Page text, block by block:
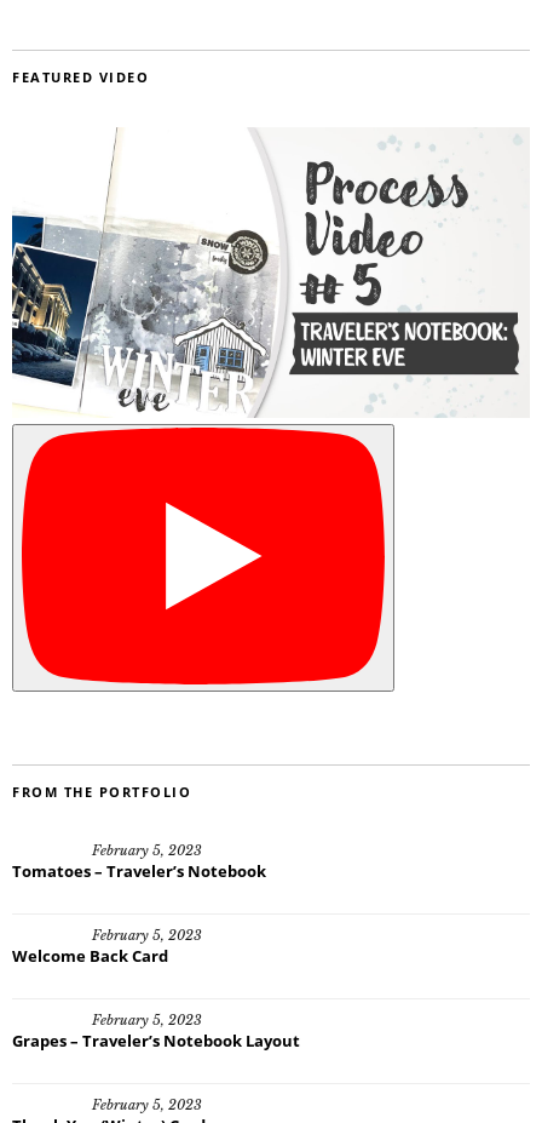
FEATURED VIDEO
FROM THE PORTFOLIO
February 5, 2023
Tomatoes – Traveler’s Notebook
February 5, 2023
Welcome Back Card
February 5, 2023
Grapes – Traveler’s Notebook Layout
February 5, 2023